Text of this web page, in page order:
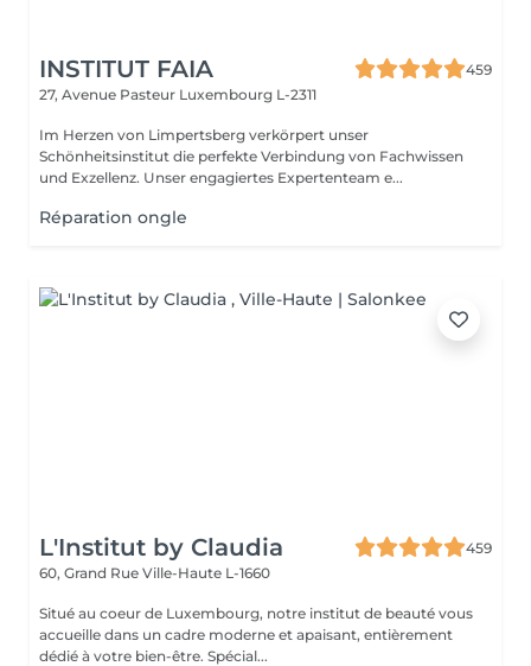
INSTITUT FAIA
459
27, Avenue Pasteur Luxembourg L-2311
Im Herzen von Limpertsberg verkörpert unser
Schönheitsinstitut die perfekte Verbindung von Fachwissen
und Exzellenz. Unser engagiertes Expertenteam e...
Réparation ongle
L'Institut by Claudia
459
60, Grand Rue Ville-Haute L-1660
Situé au coeur de Luxembourg, notre institut de beauté vous
accueille dans un cadre moderne et apaisant, entièrement
dédié à votre bien-être. Spécial...